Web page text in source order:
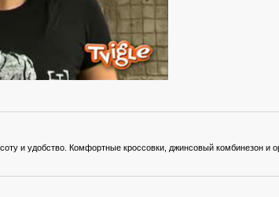
и удобство. Комфортные кроссовки, джинсовый комбинезон и